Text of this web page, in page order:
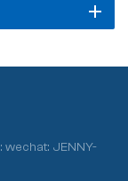
wechat: JENNY-